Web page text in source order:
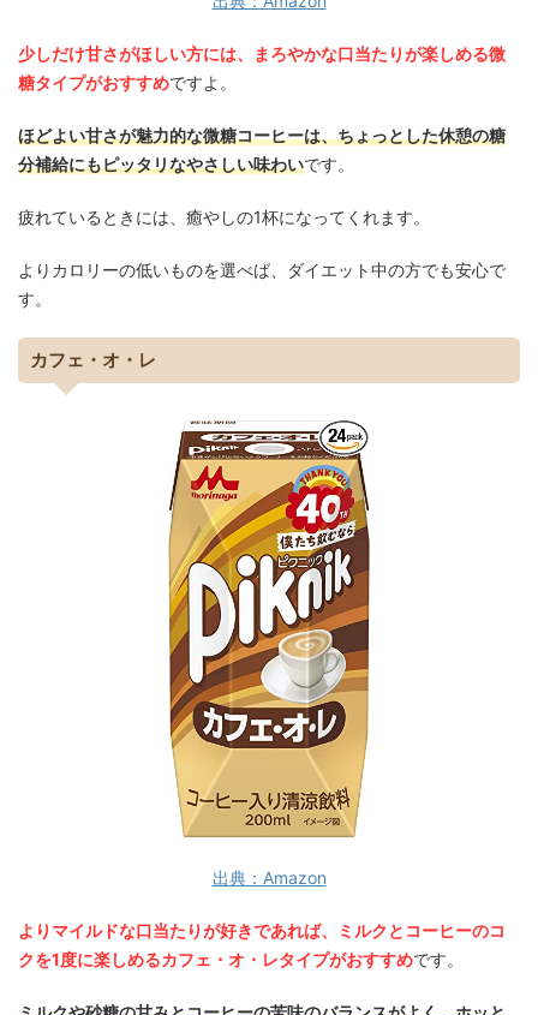
少しだけ甘さがほしい方には、まろやかな口当たりが楽しめる微
糖タイプがおすすめですよ。
ほどよい甘さが魅力的な微糖コーヒーは、ちょっとした休憩の糖
分補給にもピッタリなやさしい味わいです。
疲れているときには、癒やしの1杯になってくれます。
よりカロリーの低いものを選べば、ダイエット中の方でも安心で
す。
カフェ・オ・レ
出典：Amazon
よりマイルドな口当たりが好きであれば、ミルクとコーヒーのコ
クを1度に楽しめるカフェ・オ・レタイプがおすすめです。